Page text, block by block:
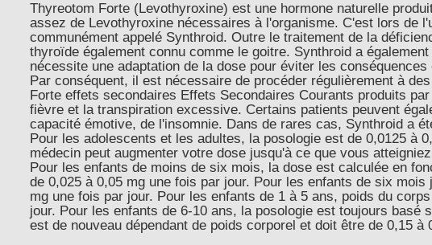
Thyreotom Forte (Levothyroxine) est une hormone naturelle
assez de Levothyroxine nécessaires à l'organisme. C'est lors de
communément appelé Synthroid. Outre le traitement de la
thyroïde également connu comme le goitre. Synthroid a
nécessite une adaptation de la dose pour éviter les
Par conséquent, il est nécessaire de procéder régulièrement à
Forte effets secondaires Effets Secondaires Courants produits
fièvre et la transpiration excessive. Certains patients peuvent
capacité émotive, de l'insomnie. Dans de rares cas, Synthroid a
Pour les adolescents et les adultes, la posologie est de 0,0125 à
médecin peut augmenter votre dose jusqu'à ce que vous
Pour les enfants de moins de six mois, la dose est calculée en
de 0,025 à 0,05 mg une fois par jour. Pour les enfants de six
mg une fois par jour. Pour les enfants de 1 à 5 ans, poids du
jour. Pour les enfants de 6-10 ans, la posologie est toujours
est de nouveau dépendant de poids corporel et doit être de 0,15 à